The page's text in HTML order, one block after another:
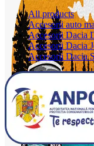
Allproducts
Accesorii auto
Accesorii Dacia
Accesorii Dacia
Accesorii Dacia